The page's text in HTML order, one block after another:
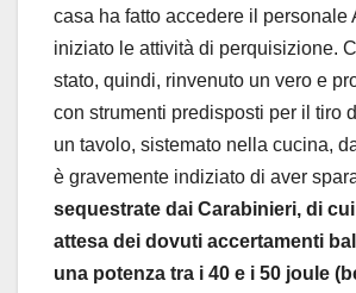
casa ha fatto accedere il personale
iniziato le attività di perquisizione.
stato, quindi, rinvenuto un vero e
con strumenti predisposti per il tiro
un tavolo, sistemato nella cucina,
è gravemente indiziato di aver
sequestrate dai Carabinieri, di
attesa dei dovuti accertamenti
una potenza tra i 40 e i 50 joule